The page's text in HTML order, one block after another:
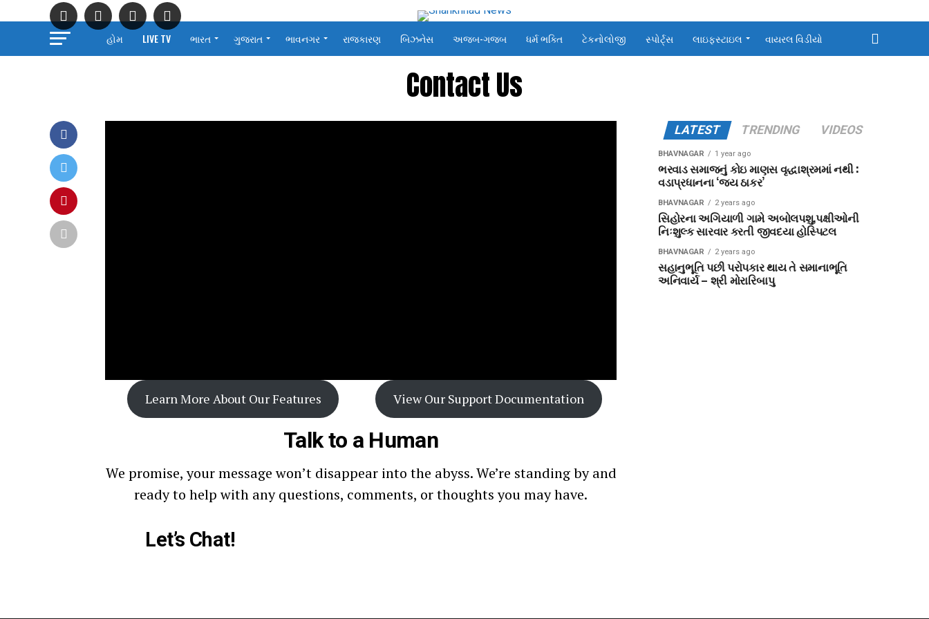
હોમ LIVE TV ભારત ગુજરાત ભાવનગર રાજકારણ બિઝનેસ અજબ-ગજબ ધર્મ ભક્તિ ટેકનોલોજી સ્પોર્ટ્સ લાઇફસ્ટાઇલ વાયરલ વિડીયો
Contact Us
Learn More About Our Features View Our Support Documentation
Talk to a Human
We promise, your message won’t disappear into the abyss. We’re standing by and
ready to help with any questions, comments, or thoughts you may have.
Let’s Chat!
LATEST TRENDING VIDEOS
BHAVNAGAR 1 year ago
ભરવાડ સમાજનું કોઇ માણસ વૃદ્ધાશ્રમમાં નથી :
વડાપ્રધાનના ‘જય ઠાકર’
BHAVNAGAR 2 years ago
સિહોરના અગિયાળી ગામે અબોલપશુ,પક્ષીઓની
નિઃશુલ્ક સારવાર કરતી જીવદયા હોસ્પિટલ
BHAVNAGAR 2 years ago
સહાનુભૂતિ પછી પરોપકાર થાય તે સમાનાભૂતિ
અનિવાર્ય – શ્રી મોરારિબાપુ